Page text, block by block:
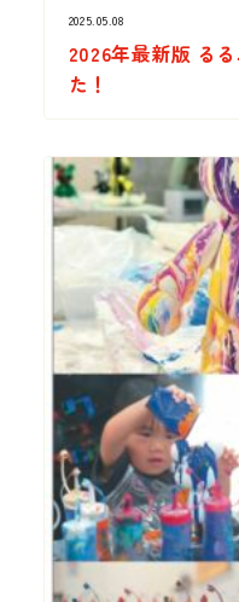
2025.05.08
2026年最新版 る
た！